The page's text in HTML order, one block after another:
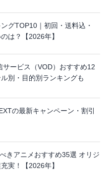
グTOP10｜初回・送料込・
は？【2026年】
サービス（VOD）おすすめ12
別・目的別ランキングも
の最新キャンペーン・割引
きアニメおすすめ35選 オリジ
実！【2026年】